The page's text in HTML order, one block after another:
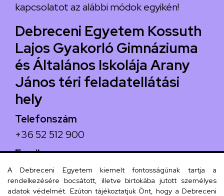
kapcsolatot az alábbi módok egyikén!
Debreceni Egyetem Kossuth
Lajos Gyakorló Gimnáziuma
és Általános Iskolája Arany
János téri feladatellátási
hely
Telefonszám
+36 52 512 900
Email
arany.titkarsag@arany-alt.unideb.hu
Cím
A Debreceni Egyetem kiemelt fontosságúnak tartja a
rendelkezésére bocsátott, illetve birtokába jutott személyes
adatok védelmét. Ezúton tájékoztatjuk Önt, hogy a Debreceni